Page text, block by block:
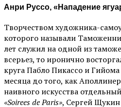
Анри Руссо, «Нападение
Творчеством художника-
которого называли
лет служил на одной из
всерьез, то иронично
круга Пабло Пикассо и
месяца до того, как
наивного искусства
«Soirees de Paris», Сергей